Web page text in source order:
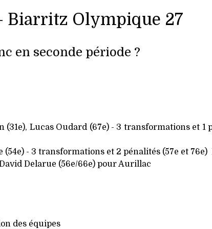
Biarritz Olympique 27
en seconde période ?
Lucas Oudard (67e) - 3 transformations et 1
(54e) - 3 transformations et 2 pénalités (57e et 76e)
Delarue (56e/66e) pour Aurillac
des équipes